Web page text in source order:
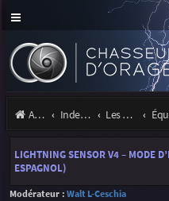
Accueil Index du forum Les orages
LIGHTNING SENSOR V4 – MODE
ESPAGNOL)
Modérateur : Walt L-Ceschia